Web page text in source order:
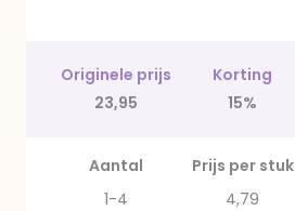
Originele prijs Korting
23,95
15%
Aantal Prijs per stuk
1-4
4,79